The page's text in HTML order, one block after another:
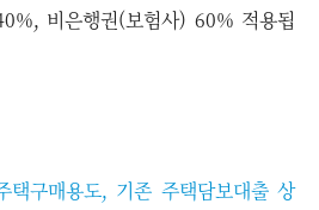
비은행권(보험사) 60% 적용됩
구매용도, 기존 주택담보대출 상